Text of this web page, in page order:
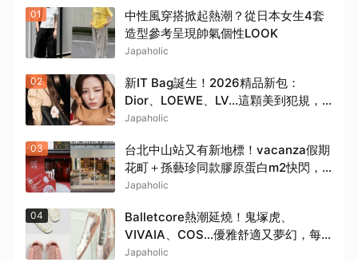
01
中性風穿搭掀起熱潮？從日本女生4套
造型參考呈現帥氣個性LOOK
Japaholic
02
新IT Bag誕生！2026精品新包：
Dior、LOEWE、LV…這顆美到犯規，
日妞都搶買
Japaholic
03
台北中山站又有新地標！vacanza假期
花町＋孫藝珍同款膠原蛋白m2快閃，8
月週末必逛這2大爆款景點
Japaholic
04
Balletcore熱潮延燒！鬼塚虎、
VIVAIA、COS…優雅舒適又夢幻，每
雙都想包色
Japaholic